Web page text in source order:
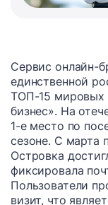
Сервис онлайн-
единственной
ТОП-15 мировых
бизнес». На
1-е место по
сезоне. С марта
Островка
фиксировала
Пользователи
визит, что